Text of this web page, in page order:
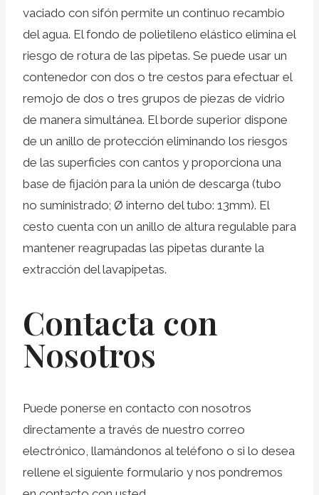
vaciado con sifón permite un continuo recambio
del agua. El fondo de polietileno elástico elimina el
riesgo de rotura de las pipetas. Se puede usar un
contenedor con dos o tre cestos para efectuar el
remojo de dos o tres grupos de piezas de vidrio
de manera simultánea. El borde superior dispone
de un anillo de protección eliminando los riesgos
de las superficies con cantos y proporciona una
base de fijación para la unión de descarga (tubo
no suministrado; Ø interno del tubo: 13mm). El
cesto cuenta con un anillo de altura regulable para
mantener reagrupadas las pipetas durante la
extracción del lavapipetas.
Contacta con
Nosotros
Puede ponerse en contacto con nosotros
directamente a través de nuestro correo
electrónico, llamándonos al teléfono o si lo desea
rellene el siguiente formulario y nos pondremos